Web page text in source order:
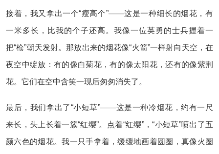
接着，我又拿出一个“瘦高个”——这是一种细长的烟花，有
一米多长，比我的个子还高。我像一位英勇的士兵握着一
把“枪”朝天发射。那放出来的烟花像“火箭”一样射向天空，在
夜空中绽放：有的像白菊花，有的像太阳花，还有的像紫荆
花。它们在空中含笑一现后匆匆消失了。
最后，我们拿出了“小短草”——这是一种冷烟花，约有一尺
来长，头上长着一簇“红缨”。点着“红缨”，“小短草”喷出了五
颜六色的烟花。我一只手拿着，缓缓地画着圆圈，真像火圈